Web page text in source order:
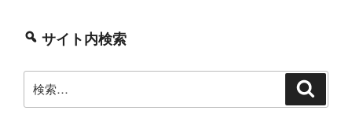
サイト内検索
索: